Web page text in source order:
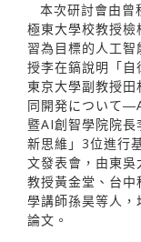
本次研討會由曾
極東大學校教授
習為目標的人工
授李在鎬說明「自
東京大學副教授
同開発について
暨AI創智學院院
新思維」3位進行
文發表會，由東
教授黃金堂、台
學講師孫昊等人
論文。